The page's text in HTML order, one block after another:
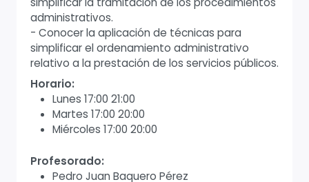
administrativos.
- Conocer la aplicación de técnicas para
simplificar el ordenamiento administrativo
relativo a la prestación de los servicios públicos.
Horario:
Lunes 17:00 21:00
Martes 17:00 20:00
Miércoles 17:00 20:00
Profesorado:
Pedro Juan Baquero Pérez